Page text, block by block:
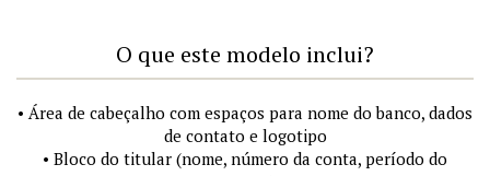
O que este modelo inclui?
• Área de cabeçalho com espaços para nome do banco, dados
de contato e logotipo
• Bloco do titular (nome, número da conta, período do